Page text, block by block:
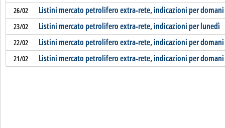
26/02 Listini mercato petrolifero extra-rete, indicazioni per domani
23/02 Listini mercato petrolifero extra-rete, indicazioni per lunedì
22/02 Listini mercato petrolifero extra-rete, indicazioni per domani
21/02 Listini mercato petrolifero extra-rete, indicazioni per domani